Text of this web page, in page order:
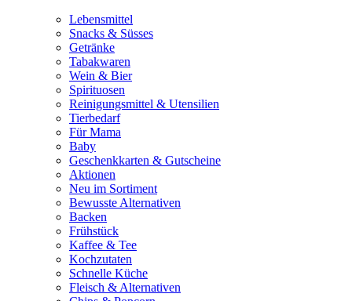
Lebensmittel
Snacks & Süsses
Getränke
Tabakwaren
Wein & Bier
Spirituosen
Reinigungsmittel & Utensilien
Tierbedarf
Für Mama
Baby
Geschenkkarten & Gutscheine
Aktionen
Neu im Sortiment
Bewusste Alternativen
Backen
Frühstück
Kaffee & Tee
Kochzutaten
Schnelle Küche
Fleisch & Alternativen